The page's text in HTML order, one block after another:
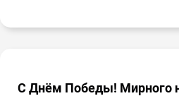
С Днём Победы! Мирного